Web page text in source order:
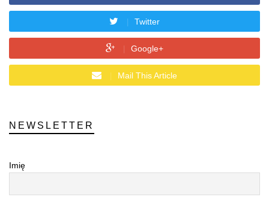
Twitter
Google+
Mail This Article
NEWSLETTER
Imię